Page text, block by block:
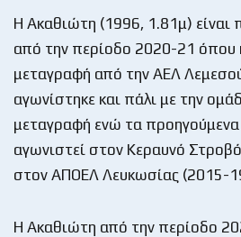
Η Ακαθιώτη (1996, 1.81μ) είναι
από την περίοδο 2020-21 όπου
μεταγραφή από την ΑΕΛ
αγωνίστηκε και πάλι με την
μεταγραφή ενώ τα προηγούμενα
αγωνιστεί στον Κεραυνό
στον ΑΠΟΕΛ Λευκωσίας (2015-
Η Ακαθιώτη από την περίοδο